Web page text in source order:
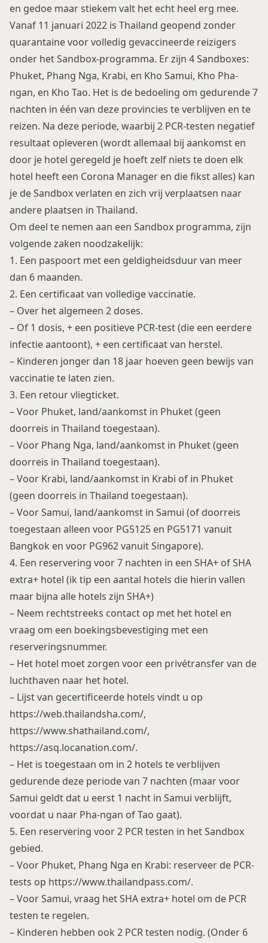
en gedoe maar stiekem valt het echt heel erg mee.
Vanaf 11 januari 2022 is Thailand geopend zonder
quarantaine voor volledig gevaccineerde reizigers
onder het Sandbox-programma. Er zijn 4 Sandboxes:
Phuket, Phang Nga, Krabi, en Kho Samui, Kho Pha-
ngan, en Kho Tao. Het is de bedoeling om gedurende 7
nachten in één van deze provincies te verblijven en te
reizen. Na deze periode, waarbij 2 PCR-testen negatief
resultaat opleveren (wordt allemaal bij aankomst en
door je hotel geregeld je hoeft zelf niets te doen elk
hotel heeft een Corona Manager en die fikst alles) kan
je de Sandbox verlaten en zich vrij verplaatsen naar
andere plaatsen in Thailand.
Om deel te nemen aan een Sandbox programma, zijn
volgende zaken noodzakelijk:
1. Een paspoort met een geldigheidsduur van meer
dan 6 maanden.
2. Een certificaat van volledige vaccinatie.
– Over het algemeen 2 doses.
– Of 1 dosis, + een positieve PCR-test (die een eerdere
infectie aantoont), + een certificaat van herstel.
– Kinderen jonger dan 18 jaar hoeven geen bewijs van
vaccinatie te laten zien.
3. Een retour vliegticket.
– Voor Phuket, land/aankomst in Phuket (geen
doorreis in Thailand toegestaan).
– Voor Phang Nga, land/aankomst in Phuket (geen
doorreis in Thailand toegestaan).
– Voor Krabi, land/aankomst in Krabi of in Phuket
(geen doorreis in Thailand toegestaan).
– Voor Samui, land/aankomst in Samui (of doorreis
toegestaan alleen voor PG5125 en PG5171 vanuit
Bangkok en voor PG962 vanuit Singapore).
4. Een reservering voor 7 nachten in een SHA+ of SHA
extra+ hotel (ik tip een aantal hotels die hierin vallen
maar bijna alle hotels zijn SHA+)
– Neem rechtstreeks contact op met het hotel en
vraag om een boekingsbevestiging met een
reserveringsnummer.
– Het hotel moet zorgen voor een privétransfer van de
luchthaven naar het hotel.
– Lijst van gecertificeerde hotels vindt u op
https://web.thailandsha.com/,
https://www.shathailand.com/,
https://asq.locanation.com/.
– Het is toegestaan om in 2 hotels te verblijven
gedurende deze periode van 7 nachten (maar voor
Samui geldt dat u eerst 1 nacht in Samui verblijft,
voordat u naar Pha-ngan of Tao gaat).
5. Een reservering voor 2 PCR testen in het Sandbox
gebied.
– Voor Phuket, Phang Nga en Krabi: reserveer de PCR-
tests op https://www.thailandpass.com/.
– Voor Samui, vraag het SHA extra+ hotel om de PCR
testen te regelen.
– Kinderen hebben ook 2 PCR testen nodig. (Onder 6